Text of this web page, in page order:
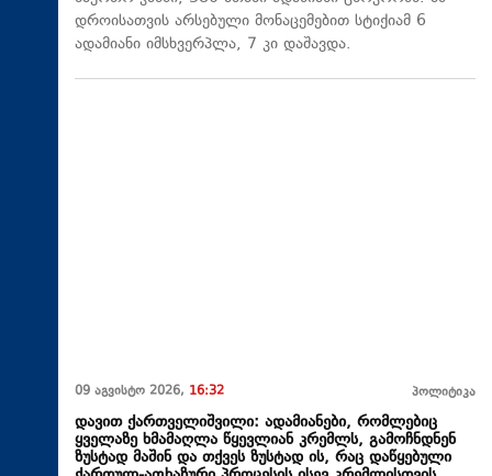
დროისათვის არსებული მონაცემებით სტიქიამ 6
ადამიანი იმსხვერპლა, 7 კი დაშავდა.
09 აგვისტო 2026, 16:32 პოლიტიკა
დავით ქართველიშვილი: ადამიანები, რომლებიც
ყველაზე ხმამაღლა წყევლიან კრემლს, გამოჩნდნენ
ზუსტად მაშინ და თქვეს ზუსტად ის, რაც დაწყებული